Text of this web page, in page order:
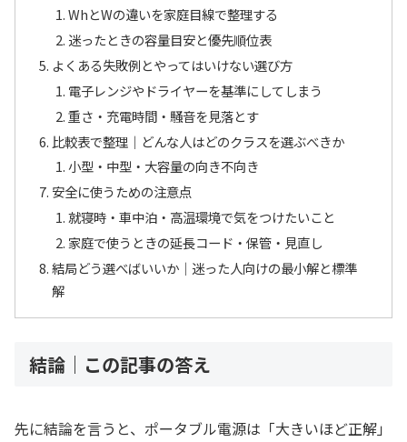
WhとWの違いを家庭目線で整理する
迷ったときの容量目安と優先順位表
よくある失敗例とやってはいけない選び方
電子レンジやドライヤーを基準にしてしまう
重さ・充電時間・騒音を見落とす
比較表で整理｜どんな人はどのクラスを選ぶべきか
小型・中型・大容量の向き不向き
安全に使うための注意点
就寝時・車中泊・高温環境で気をつけたいこと
家庭で使うときの延長コード・保管・見直し
結局どう選べばいいか｜迷った人向けの最小解と標準
解
結論｜この記事の答え
先に結論を言うと、ポータブル電源は「大きいほど正解」